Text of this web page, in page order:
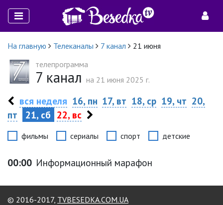
На главную Телеканалы 7 канал
21 июня
телепрограмма
7 канал на 21 июня 2025 г.
вся неделя 16, пн 17, вт 18, ср 19, чт 20,
пт
21, сб 22, вс
фильмы сериалы спорт детские
00:00 Информационный марафон
© 2016-2017, TVBESEDKA.COM.UA